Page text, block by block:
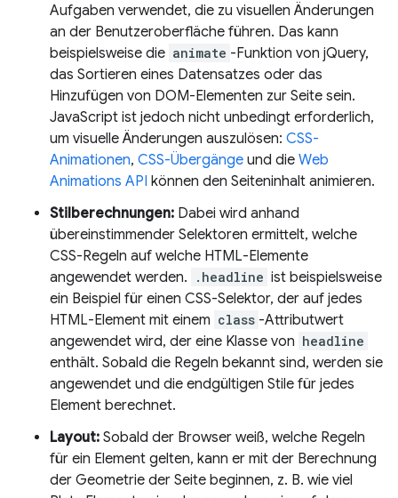
Aufgaben verwendet, die zu visuellen Änderungen
an der Benutzeroberfläche führen. Das kann
beispielsweise die animate -Funktion von jQuery,
das Sortieren eines Datensatzes oder das
Hinzufügen von DOM-Elementen zur Seite sein.
JavaScript ist jedoch nicht unbedingt erforderlich,
um visuelle Änderungen auszulösen: CSS-
Animationen, CSS-Übergänge und die Web
Animations API können den Seiteninhalt animieren.
Stilberechnungen: Dabei wird anhand
übereinstimmender Selektoren ermittelt, welche
CSS-Regeln auf welche HTML-Elemente
angewendet werden.
.headline ist beispielsweise
ein Beispiel für einen CSS-Selektor, der auf jedes
HTML-Element mit einem class -Attributwert
angewendet wird, der eine Klasse von headline
enthält. Sobald die Regeln bekannt sind, werden sie
angewendet und die endgültigen Stile für jedes
Element berechnet.
Layout: Sobald der Browser weiß, welche Regeln
für ein Element gelten, kann er mit der Berechnung
der Geometrie der Seite beginnen, z. B. wie viel